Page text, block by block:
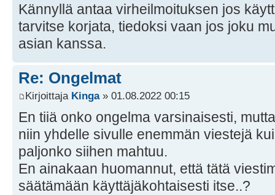
Kännyllä antaa virheilmoituksen jos
tarvitse korjata, tiedoksi vaan jos joku
asian kanssa.
Re: Ongelmat
Kirjoittaja Kinga» 01.08.2022 00:15
En tiiä onko ongelma varsinaisesti,
niin yhdelle sivulle enemmän viestejä
paljonko siihen mahtuu.
En ainakaan huomannut, että tätä
säätämään käyttäjäkohtaisesti itse..?